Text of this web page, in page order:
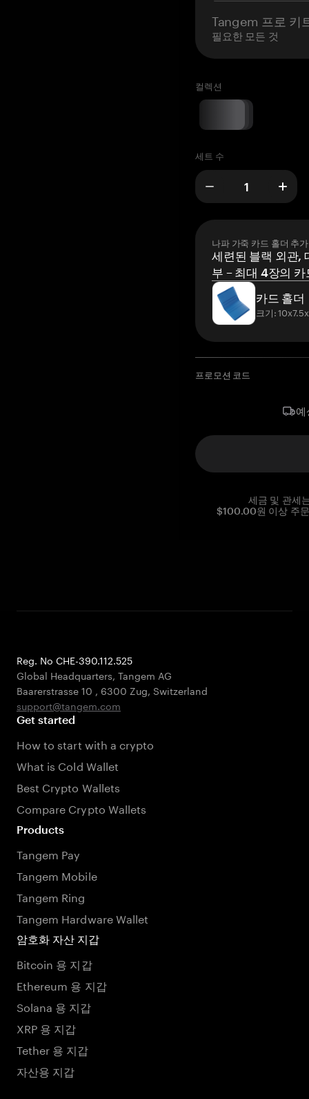
Tangem 프로 키
필요한 모든 것
컬렉션
세트 수
나파 가죽 카드 홀더 추가
세련된 블랙 외관,
부 – 최대 4장의
카드 홀더
크기:
프로모션 코드
예
세금 및 관세
$100.00원 이상 주
Reg. No CHE-390.112.525
Global Headquarters, Tangem AG
Baarerstrasse 10 , 6300 Zug, Switzerland
support@tangem.com
Get started
How to start with a crypto
What is Cold Wallet
Best Crypto Wallets
Compare Crypto Wallets
Products
Tangem Pay
Tangem Mobile
Tangem Ring
Tangem Hardware Wallet
암호화 자산 지갑
Bitcoin 용 지갑
Ethereum 용 지갑
Solana 용 지갑
XRP 용 지갑
Tether 용 지갑
자산용 지갑